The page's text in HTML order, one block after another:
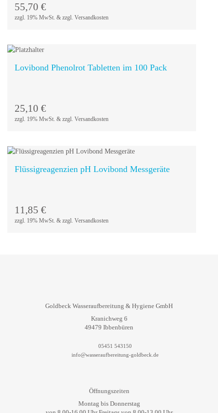
55,70 €
zzgl. 19% MwSt. & zzgl. Versandkosten
Lovibond Phenolrot Tabletten im 100 Pack
25,10 €
zzgl. 19% MwSt. & zzgl. Versandkosten
Flüssigreagenzien pH Lovibond Messgeräte
11,85 €
zzgl. 19% MwSt. & zzgl. Versandkosten
Goldbeck Wasseraufbereitung & Hygiene GmbH
Kranichweg 6
49479 Ibbenbüren
05451 543150
info@wasseraufbereitung-goldbeck.de
Öffnungszeiten
Montag bis Donnerstag